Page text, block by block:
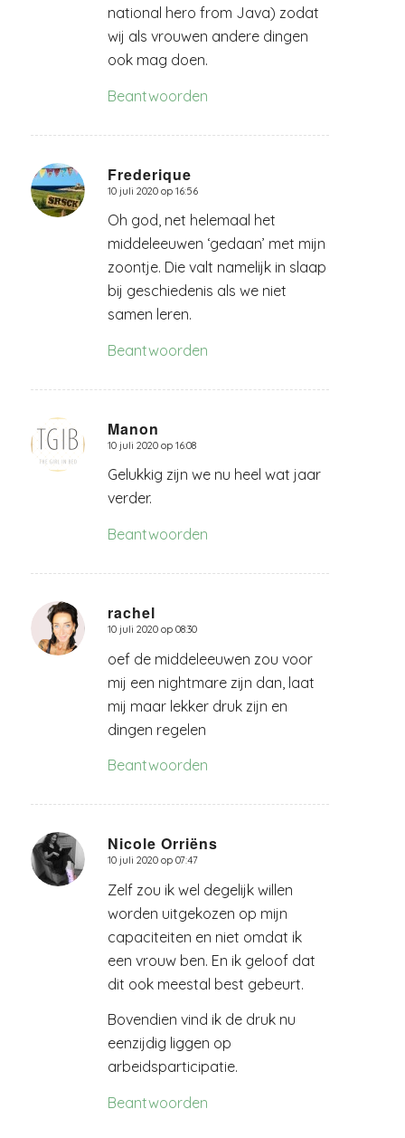
national hero from Java) zodat
wij als vrouwen andere dingen
ook mag doen.
Beantwoorden
Frederique
zegt:
10 juli 2020 op 16:56
Oh god, net helemaal het
middeleeuwen ‘gedaan’ met mijn
zoontje. Die valt namelijk in slaap
bij geschiedenis als we niet
samen leren.
Beantwoorden
Manon
zegt:
10 juli 2020 op 16:08
Gelukkig zijn we nu heel wat jaar
verder.
Beantwoorden
rachel
zegt:
10 juli 2020 op 08:30
oef de middeleeuwen zou voor
mij een nightmare zijn dan, laat
mij maar lekker druk zijn en
dingen regelen
Beantwoorden
Nicole Orriëns
zegt:
10 juli 2020 op 07:47
Zelf zou ik wel degelijk willen
worden uitgekozen op mijn
capaciteiten en niet omdat ik
een vrouw ben. En ik geloof dat
dit ook meestal best gebeurt.
Bovendien vind ik de druk nu
eenzijdig liggen op
arbeidsparticipatie.
Beantwoorden